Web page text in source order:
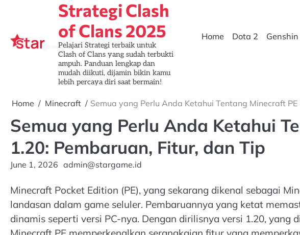
Strategi Clash
of Clans 2025
Pelajari Strategi terbaik untuk
Clash of Clans yang sudah terbukti
ampuh. Panduan lengkap dan
mudah diikuti, dijamin bikin kamu
lebih percaya diri saat bermain!
Home Dota 2
Home Minecraft Semua yang Perlu Anda Ketahui Tentang Minecraft
Semua yang Perlu Anda Ketahui
1.20: Pembaruan, Fitur, dan Tip
June 1, 2026 admin@stargame.id
Minecraft Pocket Edition (PE), yang sekarang dikenal sebagai
landasan dalam game seluler. Pembaruannya yang ketat
dinamis seperti versi PC-nya. Dengan dirilisnya versi 1.20, yang